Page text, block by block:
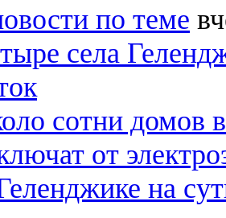
по теме
села
сотни домов
от
на